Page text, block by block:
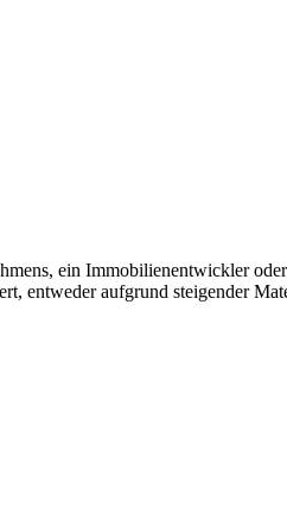
ein Immobilienentwickler
entweder aufgrund steigender